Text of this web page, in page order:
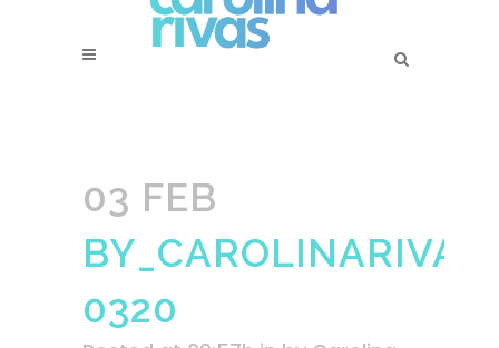
03 FEB
0320